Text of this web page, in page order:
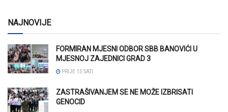
NAJNOVIJE
FORMIRAN MJESNI ODBOR SBB BANOVIĆI U
MJESNOJ ZAJEDNICI GRAD 3
PRIJE 15 SATI
ZASTRAŠIVANJEM SE NE MOŽE IZBRISATI
GENOCID